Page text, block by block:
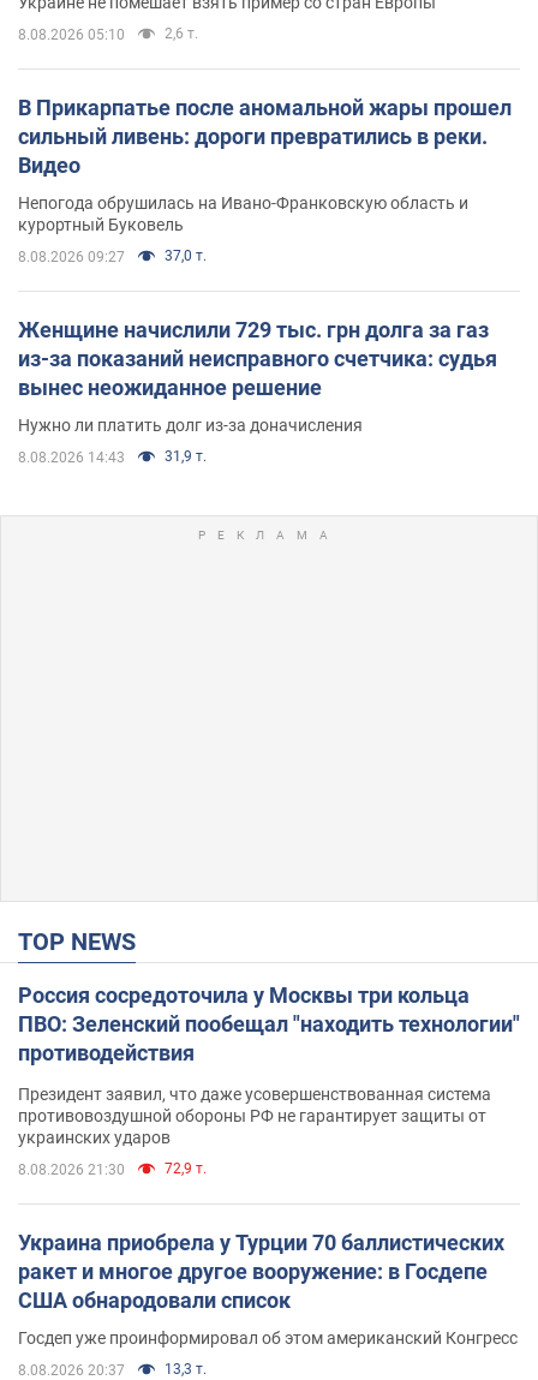
8.08.2026 05:10 2,6 т.
В Прикарпатье после аномальной жары прошел
сильный ливень: дороги превратились в реки.
Видео
Непогода обрушилась на Ивано-Франковскую область и
курортный Буковель
8.08.2026 09:27 37,0 т.
Женщине начислили 729 тыс. грн долга за газ
из-за показаний неисправного счетчика: судья
вынес неожиданное решение
Нужно ли платить долг из-за доначисления
8.08.2026 14:43 31,9 т.
TOP NEWS
Россия сосредоточила у Москвы три кольца
ПВО: Зеленский пообещал "находить технологии"
противодействия
Президент заявил, что даже усовершенствованная система
противовоздушной обороны РФ не гарантирует защиты от
украинских ударов
8.08.2026 21:30 72,9 т.
Украина приобрела у Турции 70 баллистических
ракет и многое другое вооружение: в Госдепе
США обнародовали список
Госдеп уже проинформировал об этом американский Конгресс
8.08.2026 20:37 13,3 т.